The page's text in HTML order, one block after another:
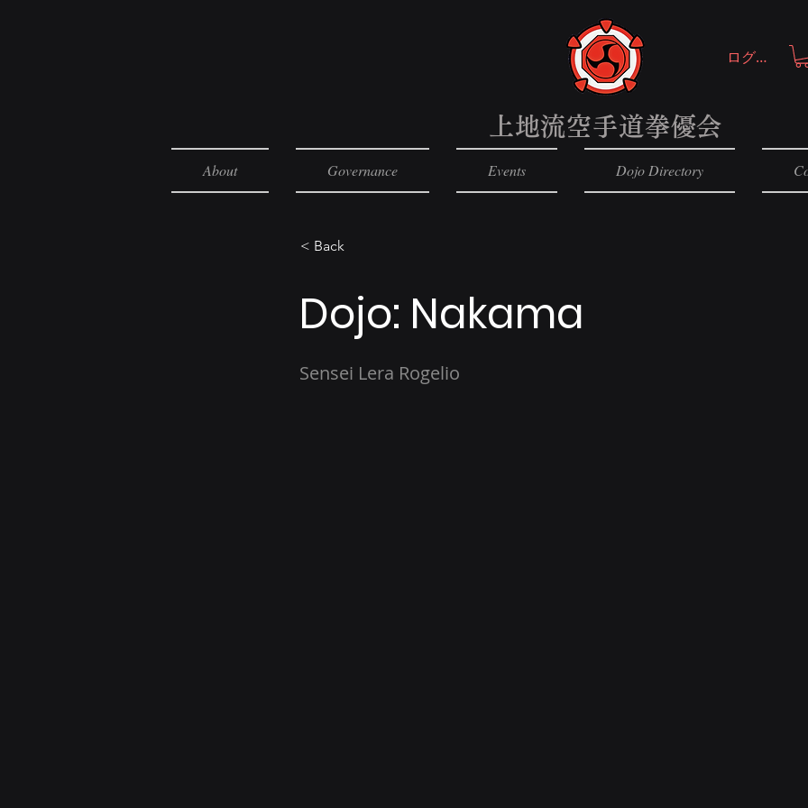
ログイン
上地流空手道拳優会
About Governance Events Dojo Directory
< Back
Dojo: Nakama
Sensei Lera Rogelio